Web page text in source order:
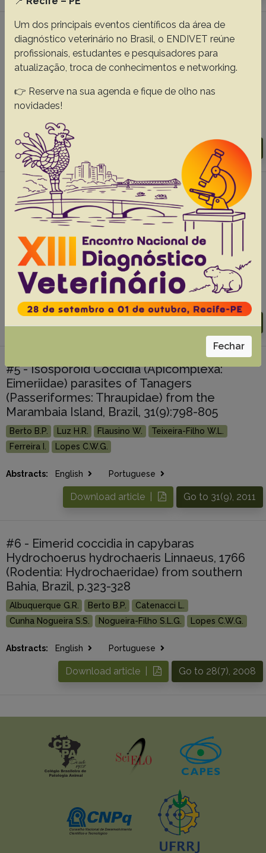
#3 - Co-infection by Tritrichomonas foetus
and Pentatrichomonas hominis in
asymptomatic cats, 35(12):980-988
Lopes C.W.G.
Abstracts: English
Go to 35(12), 2015
Download article |
#4 - Eimeria spp. from Japanese quails
(Coturnix japonica): new characteristic
features and diagnostic tools, 33(12):1441-
1447
Berto B.P. Borba H.R. Lima V.M.
Flausino W.
Teixeira-Filho W.L.
Lopes C.W.G.
#5 - Isosporoid Coccidia (Apicomplexa:
Eimeriidae) parasites of Tanagers
(Passeriformes: Thraupidae) from the
Marambaia Island, Brazil, 31(9):798-805
Berto B.P. Luz H.R. Flausino W.
Teixeira-Filho W.L.
Ferreira I.
Lopes C.W.G.
Abstracts: English Portuguese
Go to 31(9), 2011
Download article |
#6 - Eimerid coccidia in capybaras
Hydrochoerus hydrochaeris Linnaeus, 1766
(Rodentia: Hydrochaeridae) from southern
Bahia, Brazil, p.323-328
Albuquerque G.R. Berto B.P.
Catenacci L.
Cunha Nogueira S.S.
Nogueira-Filho S.L.G. Lopes C.W.G.
Abstracts: English Portuguese
Go to 28(7), 2008
Download article |
Um dos principais eventos científicos da área de
diagnóstico veterinário no Brasil, o ENDIVET reúne
profissionais, estudantes e pesquisadores para
atualização, troca de conhecimentos e networking.
👉 Reserve na sua agenda e fique de olho nas
novidades!
Fechar